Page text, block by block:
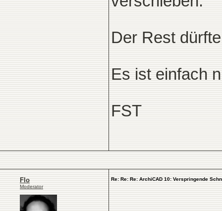
Der Rest
Es ist einfach
FST
Flo
Moderator
Re: Re: Re: ArchiCAD 10: Verspringende